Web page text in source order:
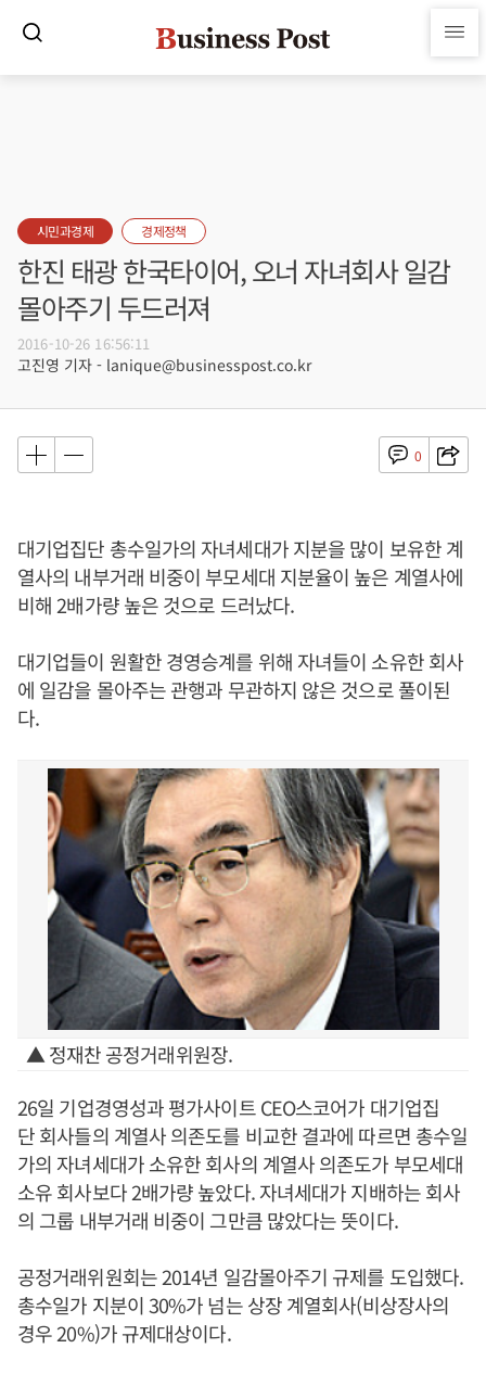
시민과경제 경제정책
한진 태광 한국타이어, 오너 자녀회사 일감
몰아주기 두드러져
2016-10-26 16:56:11
고진영 기자 - lanique@businesspost.co.kr
0
대기업집단 총수일가의 자녀세대가 지분을 많이 보유한 계
열사의 내부거래 비중이 부모세대 지분율이 높은 계열사에
비해 2배가량 높은 것으로 드러났다.
대기업들이 원활한 경영승계를 위해 자녀들이 소유한 회사
에 일감을 몰아주는 관행과 무관하지 않은 것으로 풀이된
다.
▲ 정재찬 공정거래위원장.
26일 기업경영성과 평가사이트 CEO스코어가 대기업집
단 회사들의 계열사 의존도를 비교한 결과에 따르면 총수일
가의 자녀세대가 소유한 회사의 계열사 의존도가 부모세대
소유 회사보다 2배가량 높았다. 자녀세대가 지배하는 회사
의 그룹 내부거래 비중이 그만큼 많았다는 뜻이다.
공정거래위원회는 2014년 일감몰아주기 규제를 도입했다.
총수일가 지분이 30%가 넘는 상장 계열회사(비상장사의
경우 20%)가 규제대상이다.